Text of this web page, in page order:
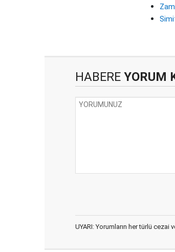
Zam
HABERE YORUM
UYARI: Yorumların her türlü